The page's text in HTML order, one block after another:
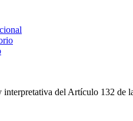
del Artículo 132 de